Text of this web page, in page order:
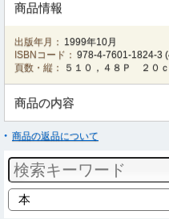
商品情報
出版年月： 1999年10月
ISBNコード： 978-4-7601-1824-3 (
頁数・縦：
５１０，４８Ｐ ２０
商品の内容
商品の返品について